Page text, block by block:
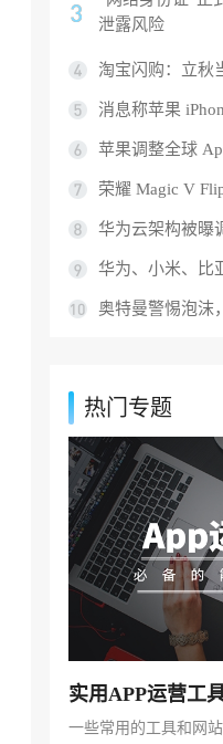
泄露风险
热门专题
实用APP运营工